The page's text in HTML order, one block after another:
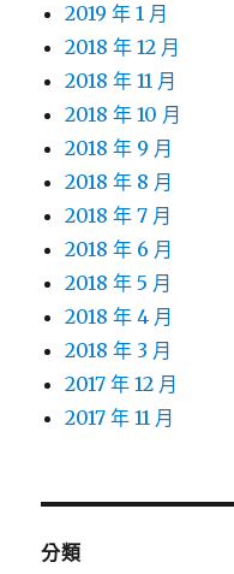
2019 年 1 月
2018 年 12 月
2018 年 11 月
2018 年 10 月
2018 年 9 月
2018 年 8 月
2018 年 7 月
2018 年 6 月
2018 年 5 月
2018 年 4 月
2018 年 3 月
2017 年 12 月
2017 年 11 月
分類